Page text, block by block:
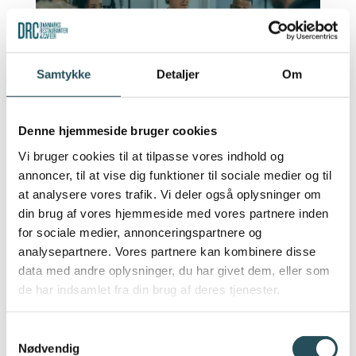
Samtykke Detaljer Om
Denne hjemmeside bruger cookies
Vi bruger cookies til at tilpasse vores indhold og
annoncer, til at vise dig funktioner til sociale medier og til
at analysere vores trafik. Vi deler også oplysninger om
din brug af vores hjemmeside med vores partnere inden
for sociale medier, annonceringspartnere og
analysepartnere. Vores partnere kan kombinere disse
data med andre oplysninger, du har givet dem, eller som
de har indsamlet fra din brug af deres tjenester.
Nødvendig
BRANCHENS MEST POPULÆRE LEDERUDDANNELSE ER ÅBEN FOR
aug 26, 2025 |Branchen//Uddannelse
Branchens mest populære lederuddannelse
er åben for tilmelding (English below) DRC
afholder igen sammen med Hotel -og
Restaurantskolen branchens mest populære
lederuddannelse på engelsk i lederskab,
situationsbestemt ledelse, konflikthåndtering